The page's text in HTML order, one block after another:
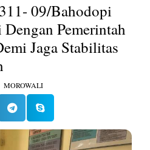
09/Bahodopi
Pemerintah
Jaga Stabilitas
MOROWALI